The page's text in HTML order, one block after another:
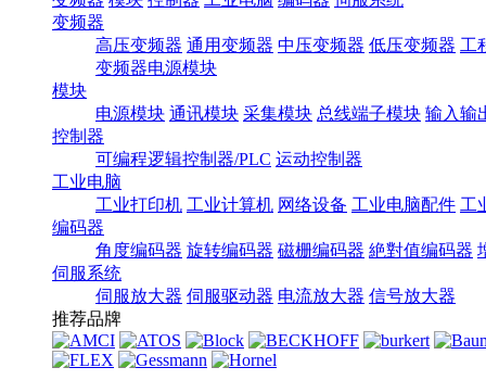
变频器
高压变频器 通用变频器 中压变频器 低压变频器 工
变频器电源模块
模块
电源模块 通讯模块 采集模块 总线端子模块 输入输
控制器
可编程逻辑控制器/PLC 运动控制器
工业电脑
工业打印机 工业计算机 网络设备 工业电脑配件 工
编码器
角度编码器 旋转编码器 磁栅编码器 絶對值编码器
伺服系统
伺服放大器 伺服驱动器 电流放大器 信号放大器
推荐品牌